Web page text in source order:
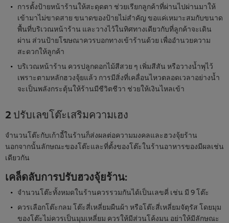
การตั้งป้ายหน้าร้านให้สะดุดตา ช่วยเรียกลูกค้าที่ผ่านไปผ่านมาให้
เข้ามาไม่ขาดสาย ขนาดของป้ายไม่สำคัญ ขอแค่เหมาะสมกับขนาด
พื้นที่บริเวณหน้าร้าน และวางไว้ในทิศทางเดียวกับที่ลูกค้าจะเดิน
ผ่าน ส่วนป้ายโฆษณาควรบอกทางเข้าร้านด้วย เพื่ออำนวยความ
สะดวกให้ลูกค้า
บริเวณหน้าร้าน ควรปลูกดอกไม้สีสวย ๆ เพิ่มสีสัน หรือวางน้ำพุไว้
เพราะตามหลักฮวงจุ้ยแล้ว การมีสิ่งที่เคลื่อนไหวตลอดเวลาอย่างน้ำ
จะเป็นพลังกระตุ้นให้ร้านมีชีวิตชีวา ช่วยให้เงินไหลเข้า
2 ปรับเลขโต๊ะเสริมความเฮง
จำนวนโต๊ะกับเก้าอี้ในร้านก็ส่งผลต่อความมงคลและฮวงจุ้ยร้าน
นอกจากนั้นลักษณะของโต๊ะและที่ตั้งของโต๊ะในร้านอาหารของมีผลเช่น
เดียวกัน
เคล็ดลับการปรับฮวงจุ้ยร้าน:
จำนวนโต๊ะทั้งหมดในร้านควรรวมกันได้เป็นเลขคี่ เช่น มี 9 โต๊ะ
ควรเลือกโต๊ะกลม โต๊ะสี่เหลี่ยมผืนผ้า หรือโต๊ะสี่เหลี่ยมจัตุรัส โดยมุม
ของโต๊ะไม่ควรเป็นมุมเหลี่ยม ควรให้มีส่วนโค้งมน อย่าให้มีลักษณะ